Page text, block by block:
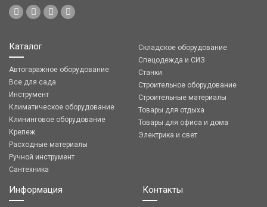
Каталог
Автогаражное оборудование
Все для сада
Инструмент
Климатическое оборудование
Клининговое оборудование
Крепеж
Расходные материалы
Ручной инструмент
Сантехника
Складское оборудование
Спецодежда и СИЗ
Станки
Строительное оборудование
Строительные материалы
Товары для отдыха
Товары для офиса и дома
Электрика и свет
Информация Контакты